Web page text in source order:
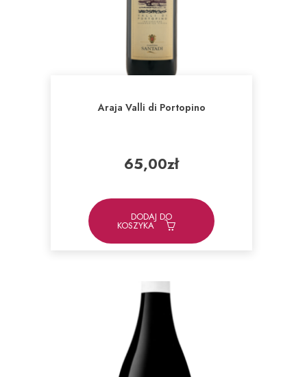
Araja Valli di Portopino
65,00zł
DODAJ DO
KOSZYKA